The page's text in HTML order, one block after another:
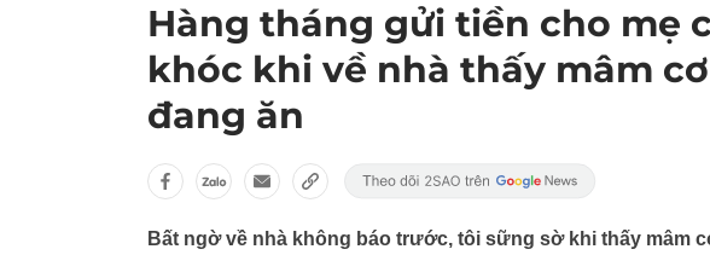
Hàng tháng gửi tiền cho mẹ
khóc khi về nhà thấy mâm
đang ăn
Bất ngờ về nhà không báo trước, tôi sững sờ khi thấy mâm